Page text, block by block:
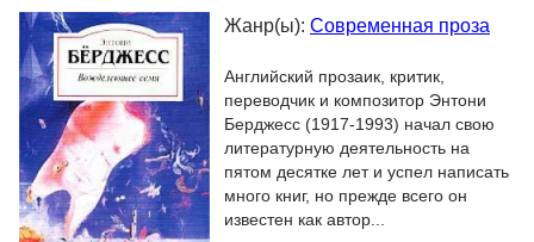
Жанр(ы): Современная проза
Английский прозаик, критик,
переводчик и композитор Энтони
Берджесс (1917-1993) начал свою
литературную деятельность на
пятом десятке лет и успел написать
много книг, но прежде всего он
известен как автор...